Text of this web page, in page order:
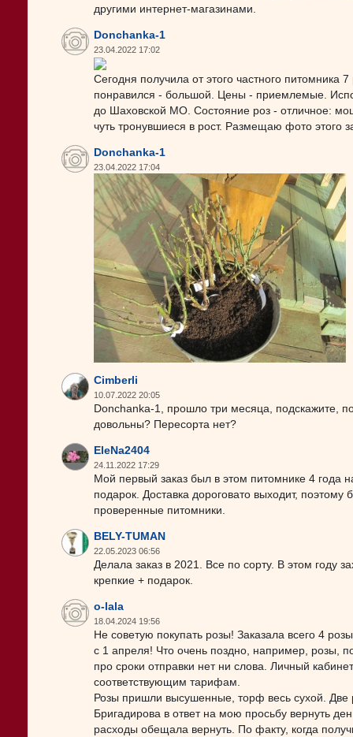
другими интернет-магазинами.
Donchanka-1
23.04.2022 17:02
Сегодня получила от этого частного
понравился - большой. Цены - приемлемые.
до Шаховской МО. Состояние роз - отличное:
чуть тронувшиеся в рост. Размещаю фото этого
Donchanka-1
23.04.2022 17:04
Cimberli
10.07.2022 20:05
Donchanka-1, прошло три месяца, подскажите,
довольны? Пересорта нет?
EleNa2404
24.11.2022 17:29
Мой первый заказ был в этом питомнике 4 года
подарок. Доставка дороговато выходит,
проверенные питомники.
BELY-TUMAN
22.05.2023 06:56
Делала заказ в 2021. Все по сорту. В этом году
крепкие + подарок.
o-lala
18.04.2024 19:56
Не советую покупать розы! Заказала всего 4
с 1 апреля! Что очень поздно, например, розы,
про сроки отправки нет ни слова. Личный
соответствующим тарифам.
Розы пришли высушенные, торф весь сухой.
Бригадирова в ответ на мою просьбу вернуть
расходы обещала вернуть. По факту, когда